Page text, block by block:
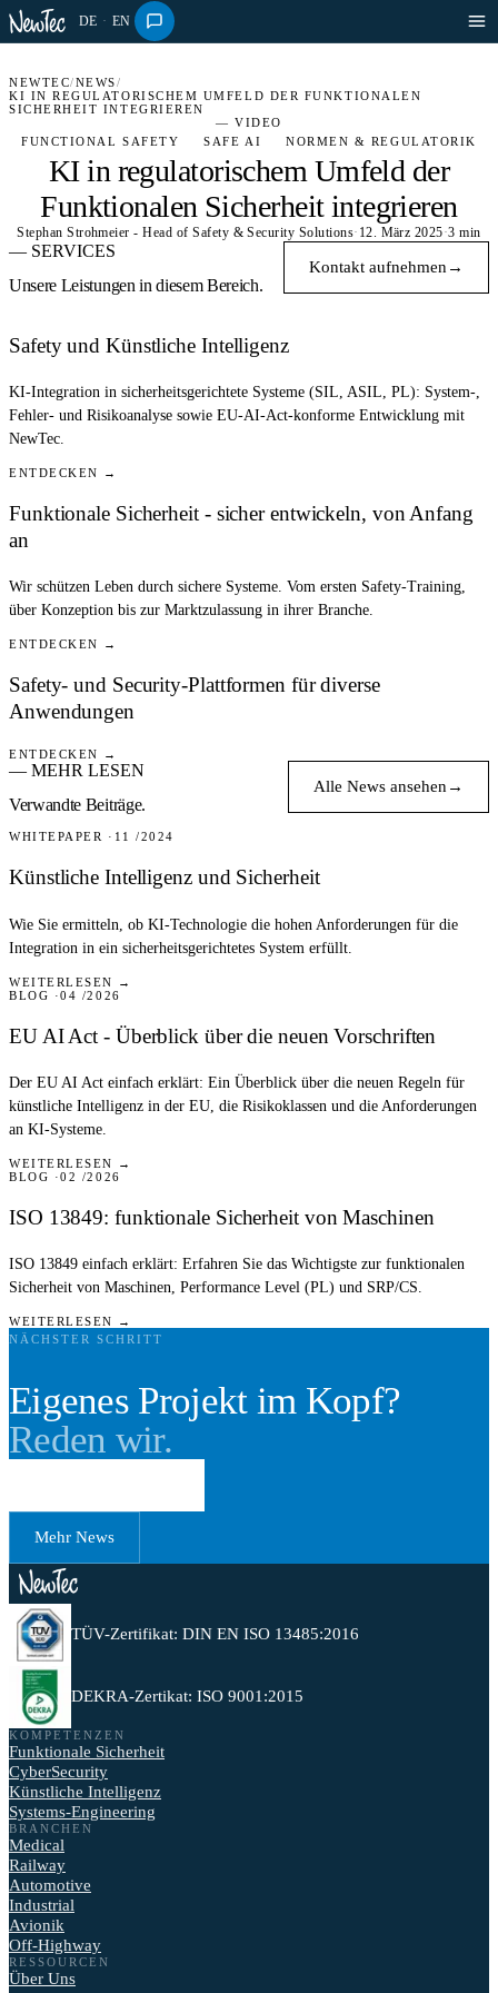
DE · EN
NEWTEC/NEWS/
KI IN REGULATORISCHEM UMFELD DER FUNKTIONALEN
SICHERHEIT INTEGRIEREN
— VIDEO
FUNCTIONAL SAFETY
SAFE AI NORMEN & REGULATORIK
KI in regulatorischem Umfeld der
Funktionalen Sicherheit integrieren
Stephan Strohmeier - Head of Safety & Security Solutions· 12. März 2025·3 min
— SERVICES
Unsere Leistungen in diesem Bereich.
Kontakt aufnehmen →
Safety und Künstliche Intelligenz
KI-Integration in sicherheitsgerichtete Systeme (SIL, ASIL, PL): System-,
Fehler- und Risikoanalyse sowie EU-AI-Act-konforme Entwicklung mit
NewTec.
ENTDECKEN →
Funktionale Sicherheit - sicher entwickeln, von Anfang
an
Wir schützen Leben durch sichere Systeme. Vom ersten Safety-Training,
über Konzeption bis zur Marktzulassung in ihrer Branche.
ENTDECKEN →
Safety- und Security-Plattformen für diverse
Anwendungen
ENTDECKEN →
— MEHR LESEN
Verwandte Beiträge.
Alle News ansehen →
WHITEPAPER 11 /2024
Künstliche Intelligenz und Sicherheit
Wie Sie ermitteln, ob KI-Technologie die hohen Anforderungen für die
Integration in ein sicherheitsgerichtetes System erfüllt.
WEITERLESEN →
BLOG
04 /2026
EU AI Act - Überblick über die neuen Vorschriften
Der EU AI Act einfach erklärt: Ein Überblick über die neuen Regeln für
künstliche Intelligenz in der EU, die Risikoklassen und die Anforderungen
an KI-Systeme.
WEITERLESEN →
BLOG
02 /2026
ISO 13849: funktionale Sicherheit von Maschinen
ISO 13849 einfach erklärt: Erfahren Sie das Wichtigste zur funktionalen
Sicherheit von Maschinen, Performance Level (PL) und SRP/CS.
WEITERLESEN →
NÄCHSTER SCHRITT
Eigenes Projekt im Kopf?
Reden wir.
Mehr News
TÜV-Zertifikat: DIN EN ISO 13485:2016
DEKRA-Zertikat: ISO 9001:2015
KOMPETENZEN
Funktionale Sicherheit
CyberSecurity
Künstliche Intelligenz
Systems-Engineering
BRANCHEN
Medical
Railway
Automotive
Industrial
Avionik
Off-Highway
RESSOURCEN
Über Uns